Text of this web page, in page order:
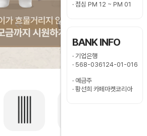
· 점심 PM 12 ~ PM 01
BANK INFO
· 기업은행
· 568-036124-01-016
· 예금주
· 황선희 카페마켓코리아